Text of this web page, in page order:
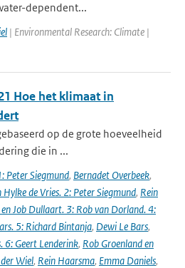
dependent...
| Environmental Research: Climate |
Hoe het klimaat in
op de grote hoeveelheid
die in ...
Peter Siegmund, Bernadet Overbeek,
de Vries. 2: Peter Siegmund, Rein
Job Dullaart. 3: Rob van Dorland. 4:
5: Richard Bintanja, Dewi Le Bars,
6: Geert Lenderink, Rob Groenland en
Wiel, Rein Haarsma, Emma Daniels,